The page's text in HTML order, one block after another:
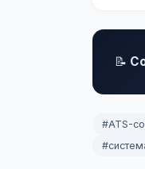
📝
#ATS-